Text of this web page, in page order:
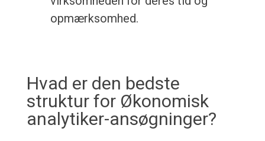
opmærksomhed.
Hvad er den bedste
struktur for Økonomisk
analytiker-ansøgninger?